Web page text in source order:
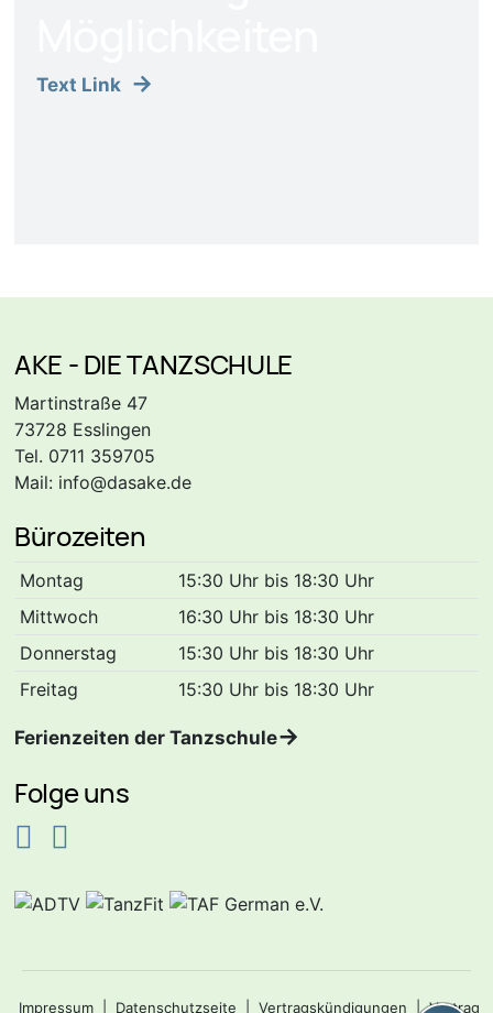
Text Link
AKE - DIE TANZSCHULE
Martinstraße 47
73728 Esslingen
Tel. 0711 359705
Mail: info@dasake.de
Bürozeiten
Montag
15:30 Uhr bis 18:30 Uhr
Mittwoch
16:30 Uhr bis 18:30 Uhr
Donnerstag
15:30 Uhr bis 18:30 Uhr
Freitag
15:30 Uhr bis 18:30 Uhr
Ferienzeiten der Tanzschule
Folge uns
Impressum| Datenschutzseite Vertragskündigungen |Vertrag